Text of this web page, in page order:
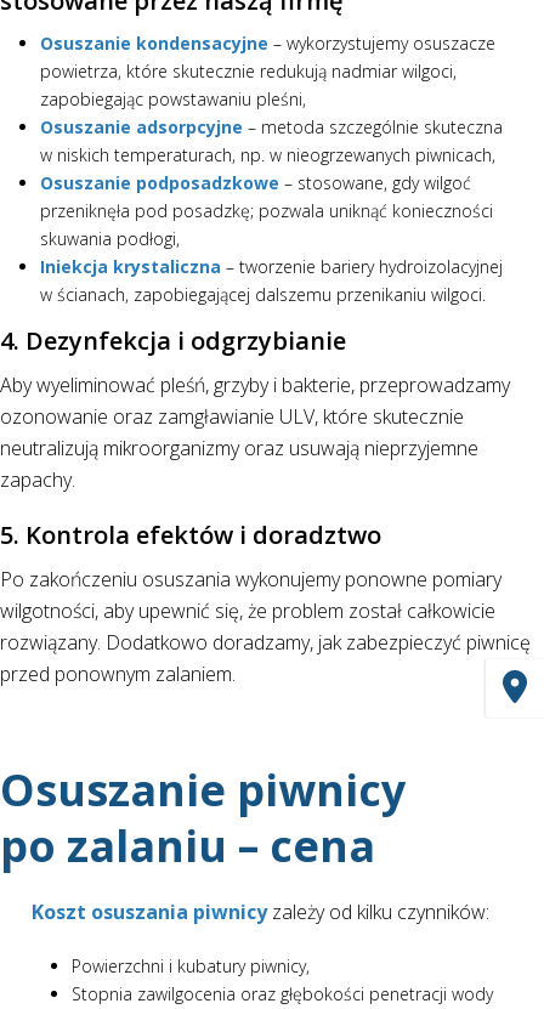
Osuszanie kondensacyjne – wykorzystujemy osuszacze
powietrza, które skutecznie redukują nadmiar wilgoci,
zapobiegając powstawaniu pleśni,
Osuszanie adsorpcyjne – metoda szczególnie skuteczna
w niskich temperaturach, np. w nieogrzewanych piwnicach,
Osuszanie podposadzkowe – stosowane, gdy wilgoć
przeniknęła pod posadzkę; pozwala uniknąć konieczności
skuwania podłogi,
Iniekcja krystaliczna – tworzenie bariery hydroizolacyjnej
w ścianach, zapobiegającej dalszemu przenikaniu wilgoci.
4. Dezynfekcja i odgrzybianie
Aby wyeliminować pleśń, grzyby i bakterie, przeprowadzamy
ozonowanie oraz zamgławianie ULV, które skutecznie
neutralizują mikroorganizmy oraz usuwają nieprzyjemne
zapachy.
5. Kontrola efektów i doradztwo
Po zakończeniu osuszania wykonujemy ponowne pomiary
wilgotności, aby upewnić się, że problem został całkowicie
rozwiązany. Dodatkowo doradzamy, jak zabezpieczyć piwnicę
przed ponownym zalaniem.
Osuszanie piwnicy
po zalaniu – cena
Koszt osuszania piwnicyzależy od kilku czynników:
Powierzchni i kubatury piwnicy,
Stopnia zawilgocenia oraz głębokości penetracji wody